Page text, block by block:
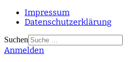
Impressum
Datenschutzerklärung
Suchen
Type 2 or more
Anmelden